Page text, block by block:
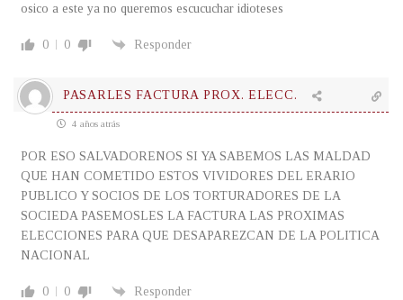
osico a este ya no queremos escucuchar idioteses
0 0 Responder
PASARLES FACTURA PROX. ELECC.
4 años atrás
POR ESO SALVADORENOS SI YA SABEMOS LAS MALDAD
QUE HAN COMETIDO ESTOS VIVIDORES DEL ERARIO
PUBLICO Y SOCIOS DE LOS TORTURADORES DE LA
SOCIEDA PASEMOSLES LA FACTURA LAS PROXIMAS
ELECCIONES PARA QUE DESAPAREZCAN DE LA POLITICA
NACIONAL
0 0 Responder